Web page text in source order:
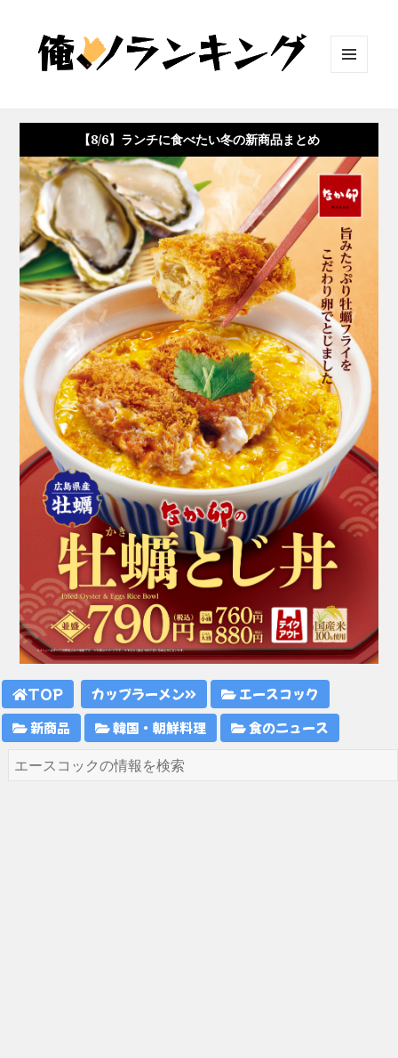
ット
【8/6】ランチに食べたい冬の新商品まとめ
TOP カップラーメン
エースコック
新商品
韓国・朝鮮料理 食のニュース